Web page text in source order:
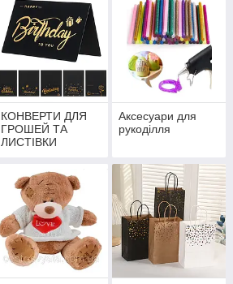
КОНВЕРТИ ДЛЯ
ГРОШЕЙ ТА
ЛИСТІВКИ
Аксесуари для
рукоділля